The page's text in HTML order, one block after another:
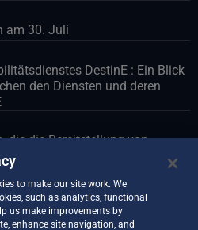
am 30. Juli
DestinE : Ein Blick
den Diensten und deren
die die Bereitstellung von
betreffen
am Webportal am 24. Juli
to make our site work. We
such as analytics, functional
us make improvements by
enhance site navigation, and